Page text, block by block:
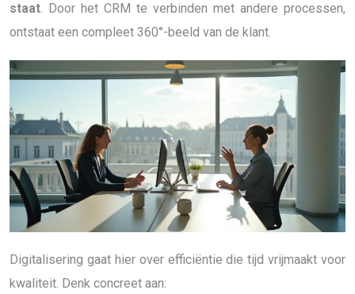
staat. Door het CRM te verbinden met andere processen,
ontstaat een compleet 360°-beeld van de klant.
Digitalisering gaat hier over efficiëntie die tijd vrijmaakt voor
kwaliteit. Denk concreet aan: